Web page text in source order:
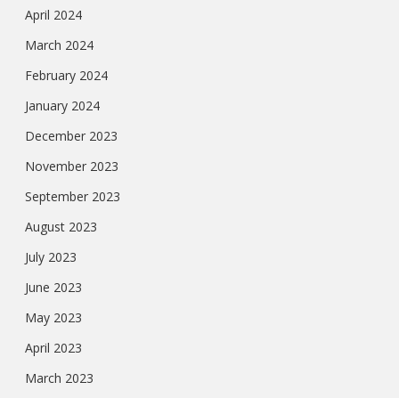
April 2024
March 2024
February 2024
January 2024
December 2023
November 2023
September 2023
August 2023
July 2023
June 2023
May 2023
April 2023
March 2023